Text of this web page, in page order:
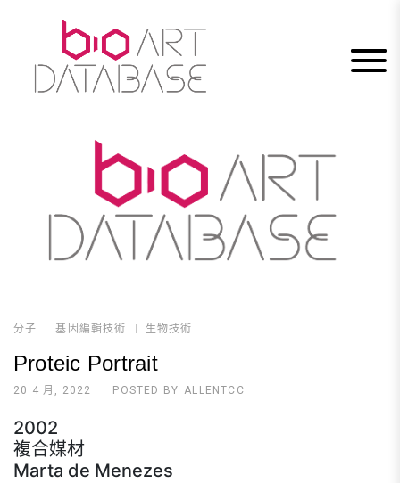
分子 基因編輯技術 生物技術
Proteic Portrait
20 4 月, 2022 POSTED BY ALLENTCC
2002
複合媒材
Marta de Menezes